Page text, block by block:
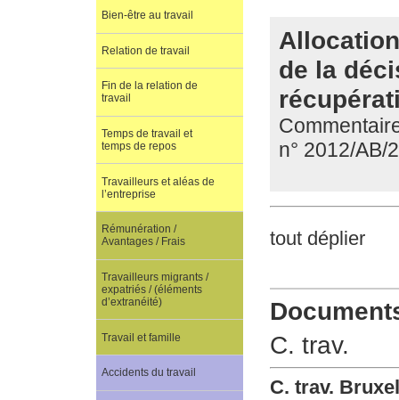
de la
n° 2012/AB/
tout déplier
C. trav.
C. trav.
Bien-être au travail
Relation de travail
Fin de la relation de
travail
Temps de travail et
temps de repos
Travailleurs et aléas de
l’entreprise
Rémunération /
Avantages / Frais
Travailleurs migrants /
expatriés / (éléments
d’extranéité)
Travail et famille
Accidents du travail